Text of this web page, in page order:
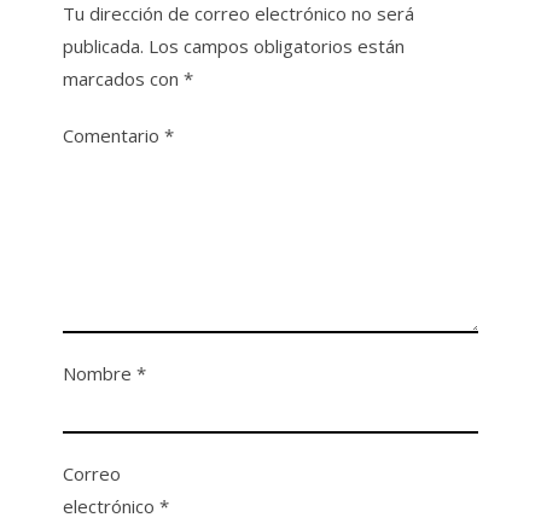
Tu dirección de correo electrónico no será
publicada. Los campos obligatorios están
marcados con*
Comentario*
Nombre*
Correo
electrónico*